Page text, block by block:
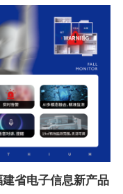
省电子信息新产品